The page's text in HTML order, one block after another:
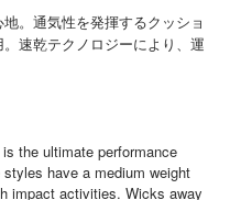
。通気性を発揮するクッショ
速乾テクノロジーにより、運
the ultimate performance
have a medium weight
impact activities. Wicks away